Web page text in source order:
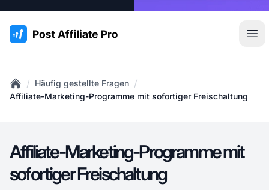
:site.title
Home
/ Häufig gestellte Fragen /
Affiliate-Marketing-Programme mit sofortiger Freischaltung
Affiliate-Marketing-Programme mit
sofortiger Freischaltung